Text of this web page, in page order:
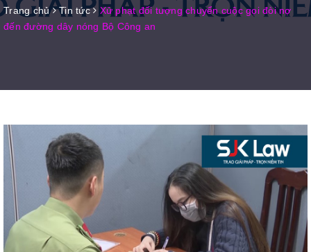
Trang chủ Tin tức
Xử phạt đối tượng chuyển cuộc gọi đòi nợ
đến đường dây nóng Bộ Công an